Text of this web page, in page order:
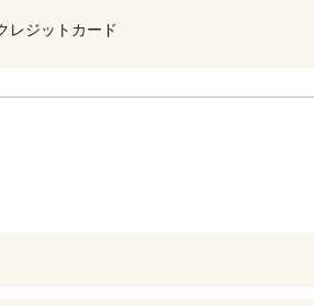
レジットカード